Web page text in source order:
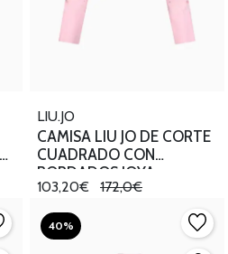
LIU.JO
CAMISA LIU JO DE CORTE
CUADRADO CON
BORDADOS JOYA
103,20€ 172,0€
40%